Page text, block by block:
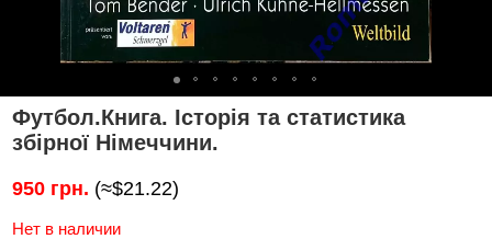
Футбол.Книга. Історія та статистика
збірної Німеччини.
950 грн. (≈$21.22)
Нет в наличии